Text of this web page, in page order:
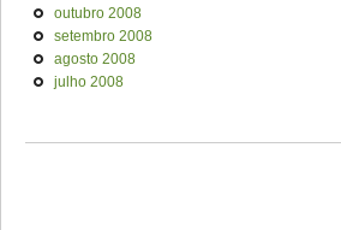
outubro 2008
setembro 2008
agosto 2008
julho 2008